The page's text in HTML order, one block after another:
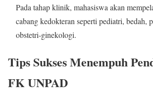
Pada tahap klinik, mahasiswa akan
cabang kedokteran seperti pediatri, bedah,
obstetri-ginekologi.
Tips Sukses Menempuh
FK UNPAD